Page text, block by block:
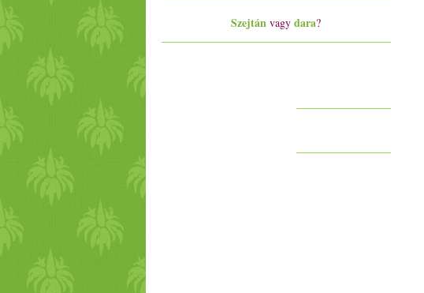
Szejtán vagy dara?